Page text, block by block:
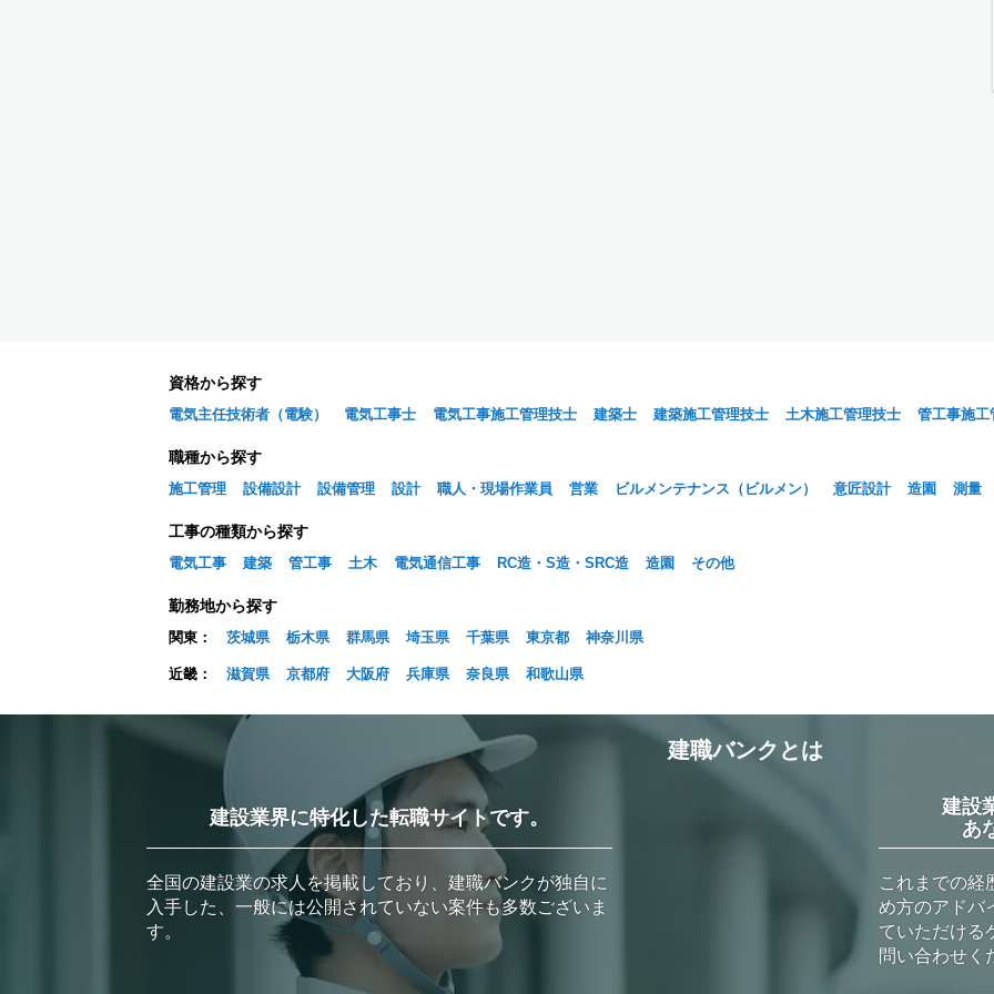
資格から探す
電気主任技術者（電験） 電気工事士 電気工事施工管理技士 建築士 建築施工管理技士 土木施工管理技士 管工事施工
職種から探す
施工管理 設備設計 設備管理 設計 職人・現場作業員 営業 ビルメンテナンス（ビルメン） 意匠設計 造園 測量
工事の種類から探す
電気工事 建築 管工事 土木 電気通信工事 RC造・S造・SRC造 造園 その他
勤務地から探す
関東： 茨城県 栃木県 群馬県 埼玉県 千葉県 東京都 神奈川県
近畿： 滋賀県 京都府 大阪府 兵庫県 奈良県 和歌山県
建職バンクとは
建設業界に特化した転職サイトです。
全国の建設業の求人を掲載しており、建職バンクが独自に
入手した、一般には公開されていない案件も多数ございま
す。
建設
あ
これまでの経
め方のアドバ
ていただける
問い合わせく